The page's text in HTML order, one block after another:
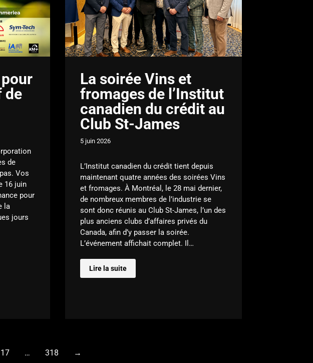
de
de
Vos
16 juin
pour
la
jours
La soirée Vins et
fromages de l’Institut
canadien du crédit au
Club St-James
5 juin 2026
L’Institut canadien du crédit tient depuis
maintenant quatre années des soirées Vins
et fromages. À Montréal, le 28 mai dernier,
de nombreux membres de l’industrie se
sont donc réunis au Club St-James, l’un des
plus anciens clubs d’affaires privés du
Canada, afin d’y passer la soirée.
L’événement affichait complet. Il…
Lire la suite
17 … 318 →